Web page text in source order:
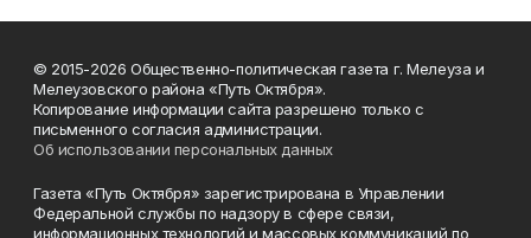
© 2015-2026 Общественно-политическая газета г. Мелеуза и
Мелеузовского района «Путь Октября».
Копирование информации сайта разрешено только с
письменного согласия администрации.
Об использовании персональных данных
Газета «Путь Октября» зарегистрирована в Управлении
Федеральной службы по надзору в сфере связи,
информационных технологий и массовых коммуникаций по